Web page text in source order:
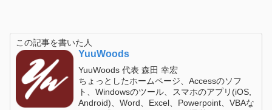
この記事を書いた人
YuuWoods
YuuWoods 代表 森田 幸宏
ちょっとしたホームページ、Accessのソフ
ト、Windowsのツール、スマホのアプリ(iOS,
Android)、Word、Excel、Powerpoint、VBAな